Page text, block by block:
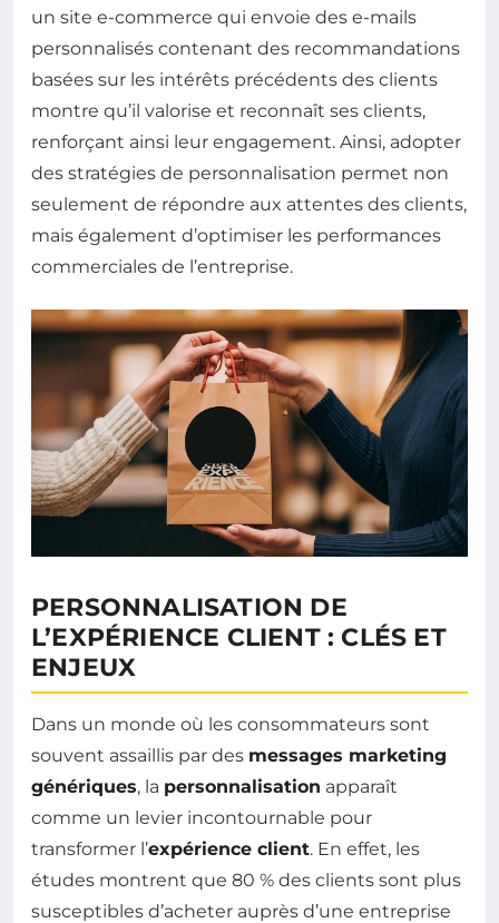
un site e-commerce qui envoie des e-mails
personnalisés contenant des recommandations
basées sur les intérêts précédents des clients
montre qu’il valorise et reconnaît ses clients,
renforçant ainsi leur engagement. Ainsi, adopter
des stratégies de personnalisation permet non
seulement de répondre aux attentes des clients,
mais également d’optimiser les performances
commerciales de l’entreprise.
PERSONNALISATION DE
L’EXPÉRIENCE CLIENT : CLÉS ET
ENJEUX
Dans un monde où les consommateurs sont
souvent assaillis par des messages marketing
génériques, la personnalisation apparaît
comme un levier incontournable pour
transformer l’expérience client. En effet, les
études montrent que 80 % des clients sont plus
susceptibles d’acheter auprès d’une entreprise